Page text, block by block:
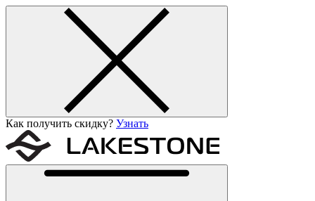
Как получить скидку? Узнать